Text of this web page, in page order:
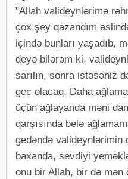
"Allah valideynlərimə
çox şey qazandım
içində bunları yaşadıb,
deyə bilərəm ki,
sarılın, sonra istəsəniz
gec olacaq. Daha
üçün ağlayanda məni
qarşısında belə
gedəndə valideynlərimin
baxanda, sevdiyi
onu bir Allah, bir də mən